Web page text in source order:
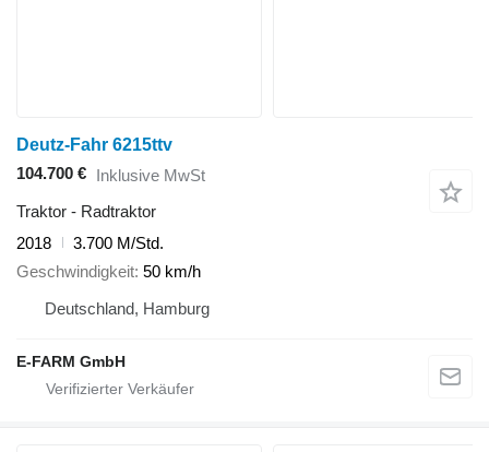
Deutz-Fahr 6215ttv
104.700 € Inklusive MwSt
Traktor - Radtraktor
2018
3.700 M/Std.
Geschwindigkeit 50 km/h
Deutschland, Hamburg
E-FARM GmbH